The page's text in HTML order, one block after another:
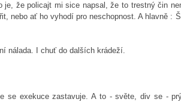
že policajt mi sice napsal, že to trestný čin
nebo ať ho vyhodí pro neschopnost. A hlavně :
nálada. I chuť do dalších krádeží.
se exekuce zastavuje. A to - světe, div se -